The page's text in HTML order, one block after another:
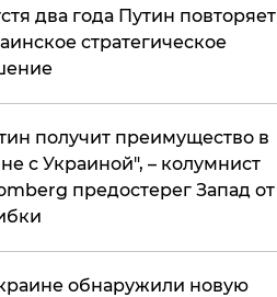
два года Путин повторяет
стратегическое
получит преимущество в
с Украиной", – колумнист
предостерег Запад от
обнаружили новую